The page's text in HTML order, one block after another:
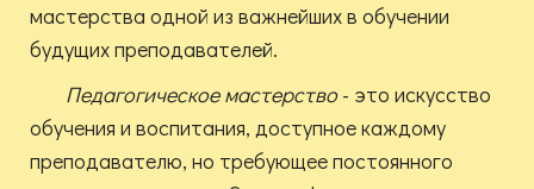
мастерства одной из важнейших в обучении
будущих преподавателей.
Педагогическое мастерство- это искусство
обучения и воспитания, доступное каждому
преподавателю, но требующее постоянного